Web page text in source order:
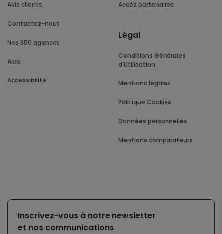
Avis clients
Contactez-nous
Nos 350 agences
Aide
Accessibilité
Accès partenaires
Légal
Conditions Générales
d'Utilisation
Mentions légales
Politique Cookies
Données personnelles
Mentions comparateurs
Inscrivez-vous à notre newsletter
et nos communications